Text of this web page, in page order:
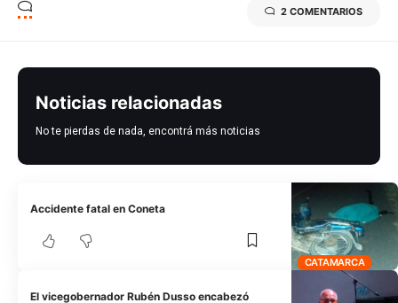
2 COMENTARIOS
Noticias relacionadas
No te pierdas de nada, encontrá más noticias
CATAMARCA
Accidente fatal en Coneta
El vicegobernador Rubén Dusso encabezó